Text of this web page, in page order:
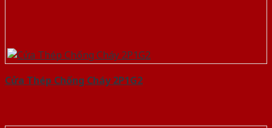
Cửa Thép Chống Cháy 2P1G2